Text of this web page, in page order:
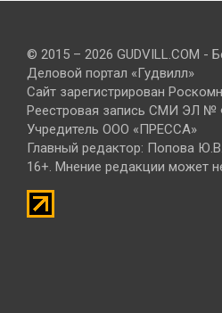
© 2015 – 2026 GUDVILL.COM -
Деловой портал «Гудвилл»
Сайт зарегистрирован
Реестровая запись СМИ ЭЛ №
Учредитель ООО «ПРЕССА»
Главный редактор: Попова Ю.В.
16+. Мнение редакции может